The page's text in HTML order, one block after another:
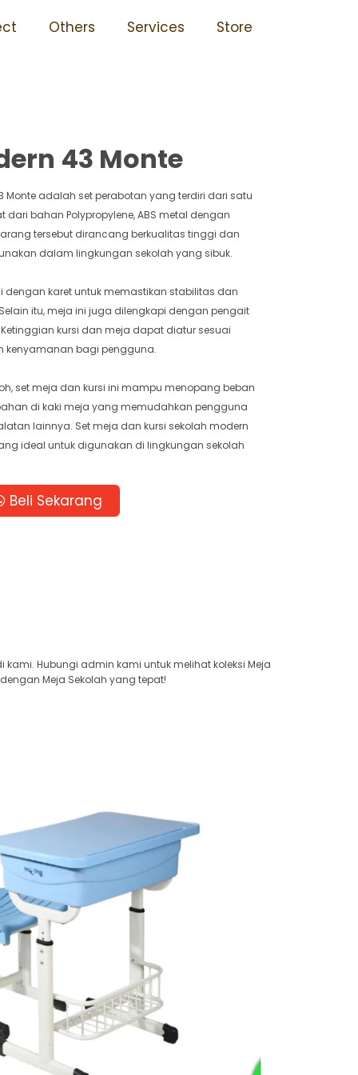
Others Services Store
Mudah Rusak 43 Monte
43 Monte
Monte adalah set perabotan yang terdiri dari satu
dari bahan Polypropylene, ABS metal dengan
tersebut dirancang berkualitas tinggi dan
dalam lingkungan sekolah yang sibuk.
dengan karet untuk memastikan stabilitas dan
itu, meja ini juga dilengkapi dengan pengait
kursi dan meja dapat diatur sesuai
kenyamanan bagi pengguna.
set meja dan kursi ini mampu menopang beban
di kaki meja yang memudahkan pengguna
lainnya. Set meja dan kursi sekolah modern
ideal untuk digunakan di lingkungan sekolah
Beli Sekarang
Hubungi admin kami untuk melihat koleksi Meja
Meja Sekolah yang tepat!